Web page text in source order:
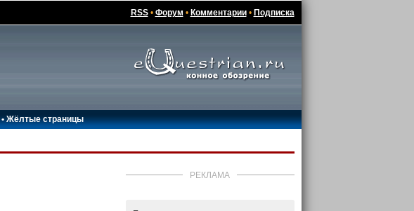
RSS• Форум • Комментарии• Подписка
•Жёлтые страницы
РЕКЛАМА